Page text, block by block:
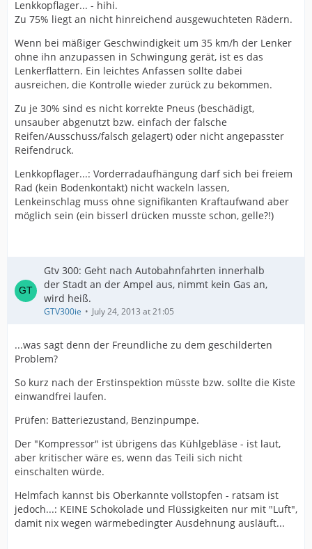
Lenkkopflager... - hihi.
Zu 75% liegt an nicht hinreichend ausgewuchteten Rädern.
Wenn bei mäßiger Geschwindigkeit um 35 km/h der Lenker
ohne ihn anzupassen in Schwingung gerät, ist es das
Lenkerflattern. Ein leichtes Anfassen sollte dabei
ausreichen, die Kontrolle wieder zurück zu bekommen.
Zu je 30% sind es nicht korrekte Pneus (beschädigt,
unsauber abgenutzt bzw. einfach der falsche
Reifen/Ausschuss/falsch gelagert) oder nicht angepasster
Reifendruck.
Lenkkopflager...: Vorderradaufhängung darf sich bei freiem
Rad (kein Bodenkontakt) nicht wackeln lassen,
Lenkeinschlag muss ohne signifikanten Kraftaufwand aber
möglich sein (ein bisserl drücken musste schon, gelle?!)
Gtv 300: Geht nach Autobahnfahrten innerhalb
der Stadt an der Ampel aus, nimmt kein Gas an,
wird heiß.
GTV300ie July 24, 2013 at 21:05
...was sagt denn der Freundliche zu dem geschilderten
Problem?
So kurz nach der Erstinspektion müsste bzw. sollte die Kiste
einwandfrei laufen.
Prüfen: Batteriezustand, Benzinpumpe.
Der "Kompressor" ist übrigens das Kühlgebläse - ist laut,
aber kritischer wäre es, wenn das Teili sich nicht
einschalten würde.
Helmfach kannst bis Oberkannte vollstopfen - ratsam ist
jedoch...: KEINE Schokolade und Flüssigkeiten nur mit "Luft",
damit nix wegen wärmebedingter Ausdehnung ausläuft...